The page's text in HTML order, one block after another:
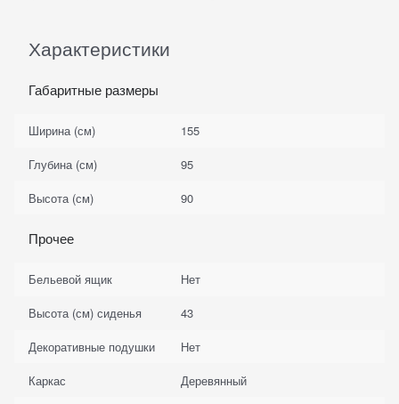
Характеристики
Габаритные размеры
Ширина (см)
155
Глубина (см)
95
Высота (см)
90
Прочее
Бельевой ящик
Нет
Высота (см) сиденья
43
Декоративные подушки
Нет
Каркас
Деревянный